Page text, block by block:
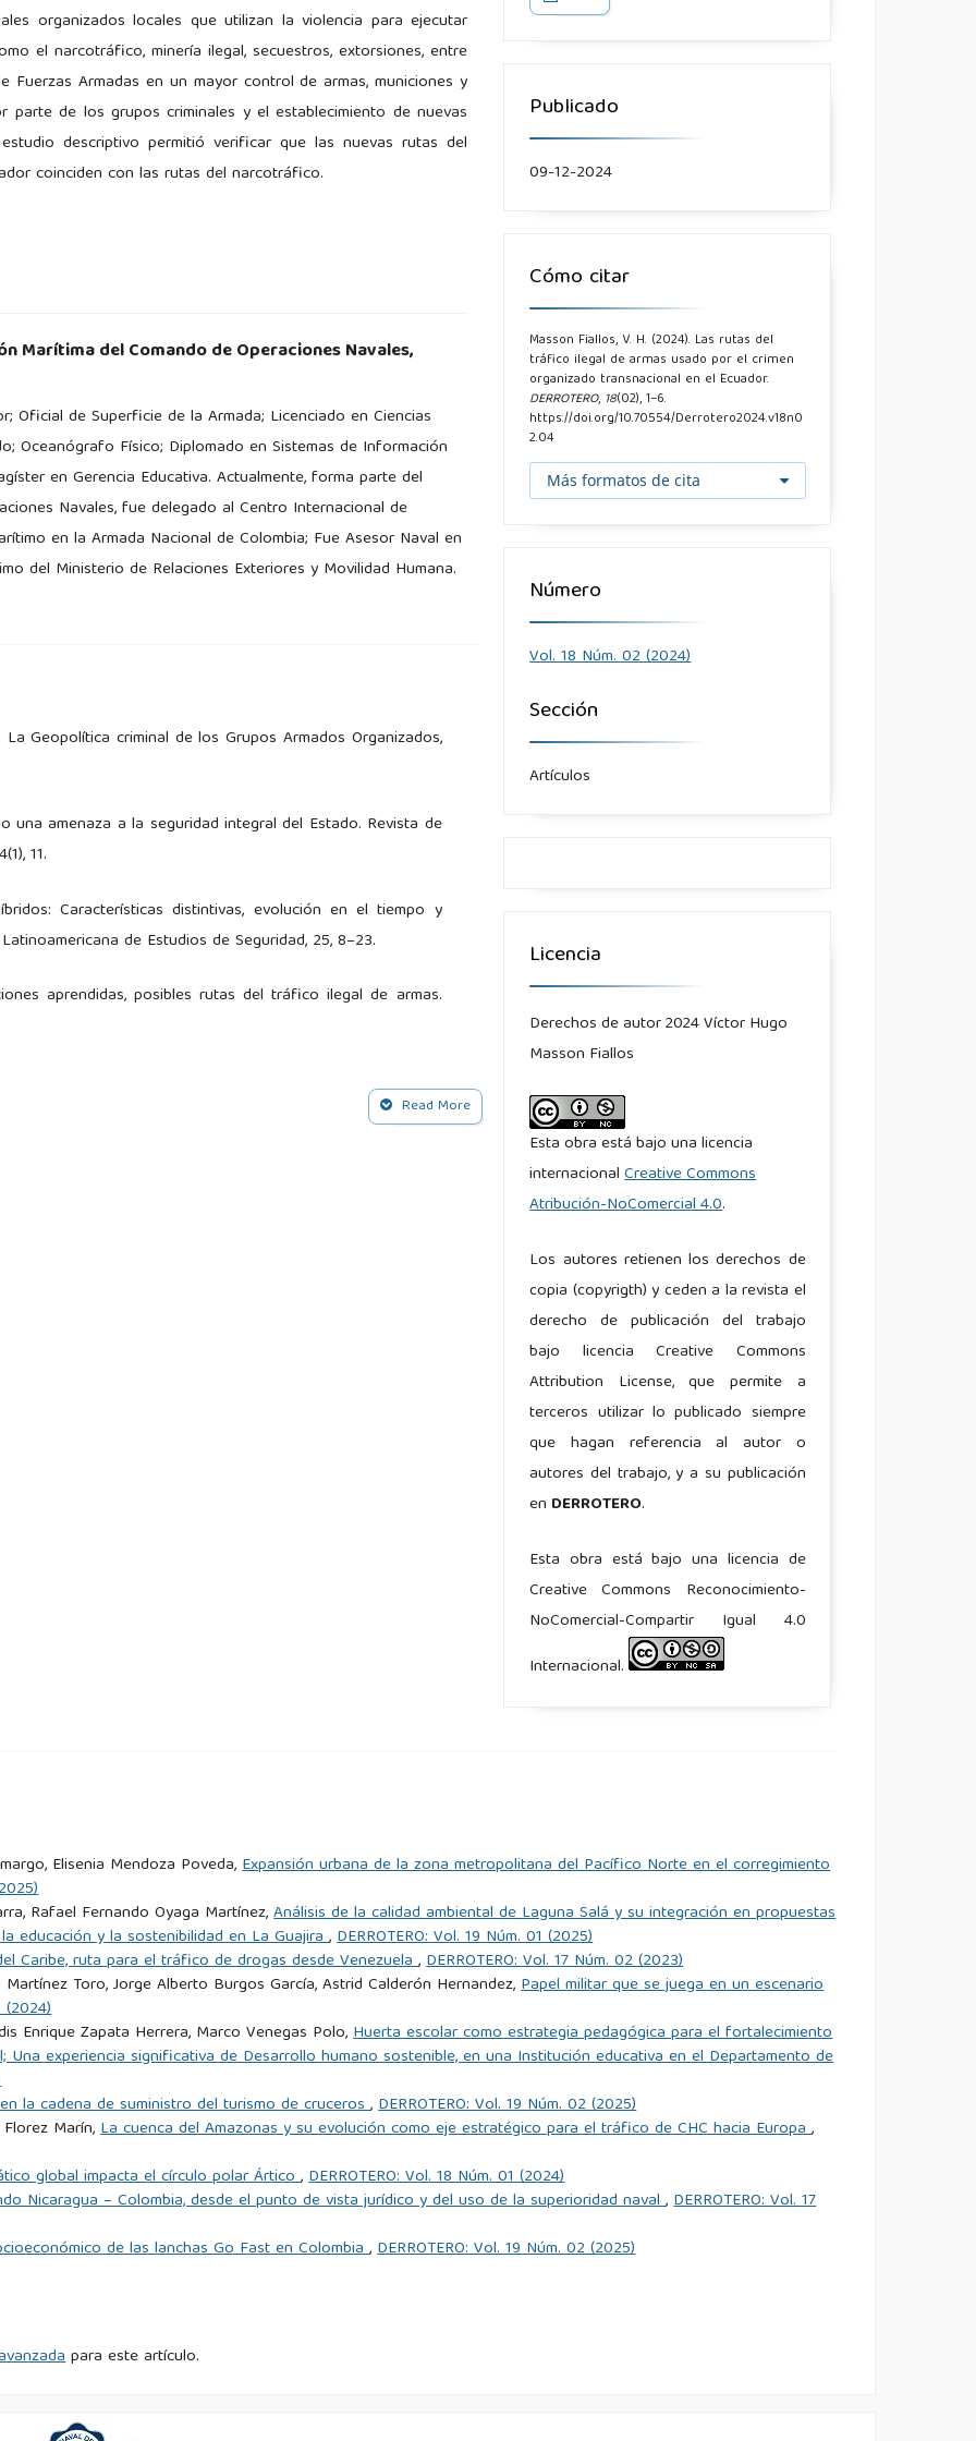
organizados locales que utilizan la violencia para ejecutar
el narcotráfico, minería ilegal, secuestros, extorsiones, entre
Armadas en un mayor control de armas, municiones y
parte de los grupos criminales y el establecimiento de nuevas
descriptivo permitió verificar que las nuevas rutas del
coinciden con las rutas del narcotráfico.
Marítima del Comando de Operaciones Navales,
Oficial de Superficie de la Armada; Licenciado en Ciencias
Oceanógrafo Físico; Diplomado en Sistemas de Información
en Gerencia Educativa. Actualmente, forma parte del
Navales, fue delegado al Centro Internacional de
en la Armada Nacional de Colombia; Fue Asesor Naval en
del Ministerio de Relaciones Exteriores y Movilidad Humana.
La Geopolítica criminal de los Grupos Armados Organizados,
una amenaza a la seguridad integral del Estado. Revista de
11.
Características distintivas, evolución en el tiempo y
de Estudios de Seguridad, 25, 8–23.
aprendidas, posibles rutas del tráfico ilegal de armas.
(2021). Informe no vinculante de cumplimiento de las
Nations Office on Drugs and Crime.
recibido al menos 19 ataques con drones por parte de las
de sistemas anti-drones.
armas de fuego y violencia en el Ecuador.
Read More
Publicado
09-12-2024
Cómo citar
Masson Fiallos, V. H. (2024). Las rutas del
tráfico ilegal de armas usado por el crimen
organizado transnacional en el Ecuador.
DERROTERO, 18(02), 1–6.
https://doi.org/10.70554/Derrotero2024.v18n0
2.04
Más formatos de cita
Número
Vol. 18 Núm. 02 (2024)
Sección
Artículos
Licencia
Derechos de autor 2024 Víctor Hugo
Masson Fiallos
Esta obra está bajo una licencia
internacionalCreative Commons
Atribución-NoComercial 4.0.
Los autores retienen los derechos de
copia (copyrigth) y ceden a la revista el
derecho de publicación del trabajo
bajo licencia Creative Commons
Attribution License, que permite a
terceros utilizar lo publicado siempre
que hagan referencia al autor o
autores del trabajo, y a su publicación
en DERROTERO.
Esta obra está bajo una licencia de
Creative Commons Reconocimiento-
NoComercial-Compartir Igual 4.0
Internacional.
Elisenia Mendoza Poveda,Expansión urbana de la zona metropolitana del Pacífico Norte en el corregimiento
Rafael Fernando Oyaga Martínez,Análisis de la calidad ambiental de Laguna Salá y su integración en propuestas
educación y la sostenibilidad en La Guajira,DERROTERO: Vol. 19 Núm. 01 (2025)
Caribe, ruta para el tráfico de drogas desde Venezuela,DERROTERO: Vol. 17 Núm. 02 (2023)
Toro, Jorge Alberto Burgos García, Astrid Calderón Hernandez,Papel militar que se juega en un escenario
(2024)
Enrique Zapata Herrera, Marco Venegas Polo,Huerta escolar como estrategia pedagógica para el fortalecimiento
Una experiencia significativa de Desarrollo humano sostenible, en una Institución educativa en el Departamento de
la cadena de suministro del turismo de cruceros,DERROTERO: Vol. 19 Núm. 02 (2025)
Florez Marín,La cuenca del Amazonas y su evolución como eje estratégico para el tráfico de CHC hacia Europa,
global impacta el círculo polar Ártico,DERROTERO: Vol. 18 Núm. 01 (2024)
Nicaragua – Colombia, desde el punto de vista jurídico y del uso de la superioridad naval,DERROTERO: Vol. 17
de las lanchas Go Fast en Colombia,DERROTERO: Vol. 19 Núm. 02 (2025)
para este artículo.